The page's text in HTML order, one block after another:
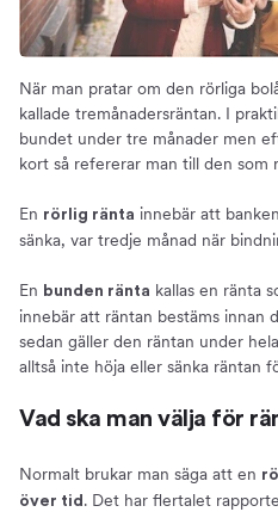
När man pratar om den rörliga
kallade tremånadersräntan. I
bundet under tre månader men
kort så refererar man till den som
En rörlig ränta innebär att
sänka, var tredje månad när
En bunden ränta kallas en ränta
innebär att räntan bestäms innan
sedan gäller den räntan under
alltså inte höja eller sänka räntan
Vad ska man välja för
Normalt brukar man säga att en
över tid . Det har flertalet